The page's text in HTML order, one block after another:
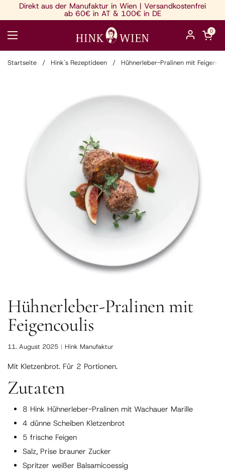
Zum Inhalt springen
Direkt aus der Manufaktur in Wien | Versandkostenfrei
ab 60€ in AT & 100€ in DE
Menü öffnen
Warenkorb
0
Startseite / Hink's Rezeptideen / Hühnerleber-Pralinen mit
Hühnerleber-Pralinen mit
Feigencoulis
11. August 2025 Hink Manufaktur
Mit Kletzenbrot. Für 2 Portionen.
Zutaten
8 Hink Hühnerleber-Pralinen mit Wachauer Marille
4 dünne Scheiben Kletzenbrot
5 frische Feigen
Salz, Prise brauner Zucker
Spritzer weißer Balsamicoessig